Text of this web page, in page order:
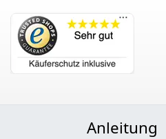
Anleitung